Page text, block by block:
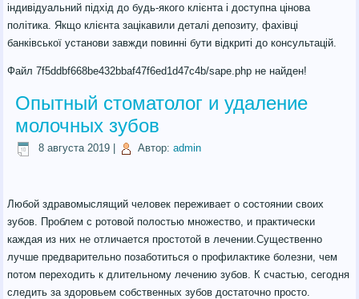
індивідуальний підхід до будь-якого клієнта і доступна цінова
політика. Якщо клієнта зацікавили деталі депозиту, фахівці
банківської установи завжди повинні бути відкриті до консультацій.
Файл 7f5ddbf668be432bbaf47f6ed1d47c4b/sape.php не найден!
Опытный стоматолог и удаление
молочных зубов
8 августа 2019 Автор: admin
Любой здравомыслящий человек переживает о состоянии своих
зубов. Проблем с ротовой полостью множество, и практически
каждая из них не отличается простотой в лечении.Существенно
лучше предварительно позаботиться о профилактике болезни, чем
потом переходить к длительному лечению зубов. К счастью, сегодня
следить за здоровьем собственных зубов достаточно просто.